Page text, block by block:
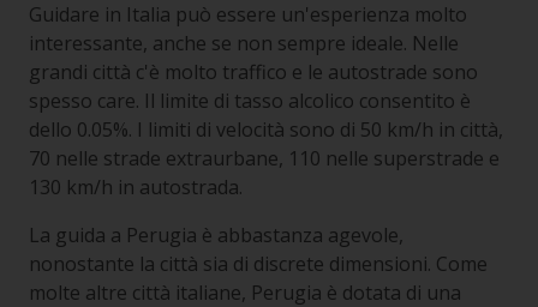
Guidare in Italia può essere un'esperienza molto
interessante, anche se non sempre ideale. Nelle
grandi città c'è molto traffico e le autostrade sono
spesso care. Il limite di tasso alcolico consentito è
dello 0.05%. I limiti di velocità sono di 50 km/h in città,
70 nelle strade extraurbane, 110 nelle superstrade e
130 km/h in autostrada.
La guida a Perugia è abbastanza agevole,
nonostante la città sia di discrete dimensioni. Come
molte altre città italiane, Perugia è dotata di una